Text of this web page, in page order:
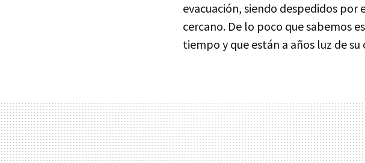
evacuación, siendo despedidos
cercano. De lo poco que sabemos
tiempo y que están a años luz de